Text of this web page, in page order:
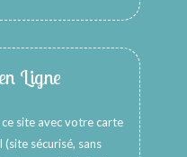
Ligne
site avec votre carte
sécurisé, sans